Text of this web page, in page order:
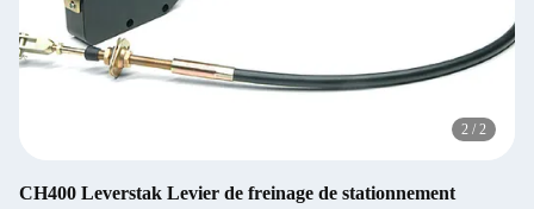
2 / 2
CH400 Leverstak Levier de freinage de stationnement